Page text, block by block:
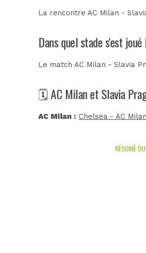
La rencontre AC Milan -
Dans quel stade s'est
Le match AC Milan - Slavia
🗓️ AC Milan et Slavia
AC Milan : Chelsea - AC
RÉSUMÉ